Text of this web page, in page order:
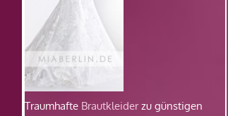
Traumhafte Brautkleiderzu günstigen